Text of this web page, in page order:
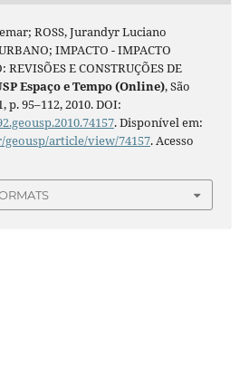
ROSS, Jurandyr Luciano
IMPACTO - IMPACTO
E CONSTRUÇÕES DE
Espaço e Tempo (Online), São
p. 95–112, 2010. DOI:
. Disponível em:
article/view/74157. Acesso